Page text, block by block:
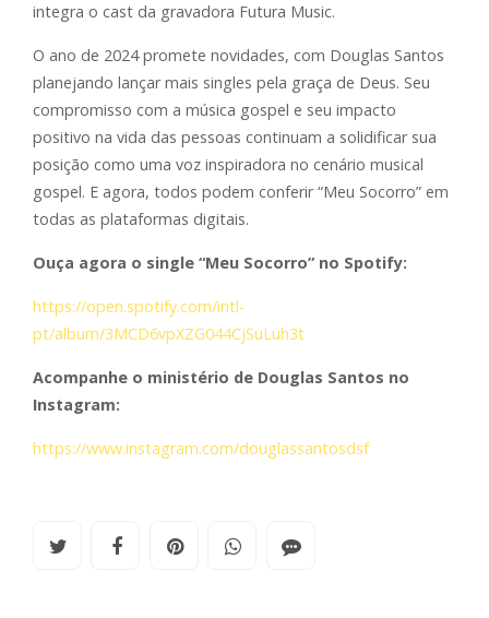
integra o cast da gravadora Futura Music.
O ano de 2024 promete novidades, com Douglas Santos
planejando lançar mais singles pela graça de Deus. Seu
compromisso com a música gospel e seu impacto
positivo na vida das pessoas continuam a solidificar sua
posição como uma voz inspiradora no cenário musical
gospel. E agora, todos podem conferir “Meu Socorro” em
todas as plataformas digitais.
Ouça agora o single “Meu Socorro” no Spotify:
https://open.spotify.com/intl-
pt/album/3MCD6vpXZG044CjSuLuh3t
Acompanhe o ministério de Douglas Santos no
Instagram:
https://www.instagram.com/douglassantosdsf